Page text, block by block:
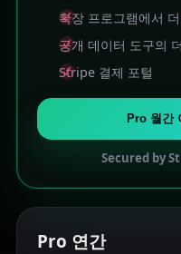
확장 프로그램에서
공개 데이터 도구의
Stripe 결제 포털
Pro 월간
Secured by
Pro 연간